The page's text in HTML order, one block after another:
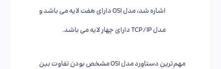
اشاره شد، مدل OSI دارای هفت لایه می باشد و
مدل TCP/IP دارای چهار لایه می باشد.
مهم‌ترین دستاورد مدل OSI مشخص بودن تفاوت بین